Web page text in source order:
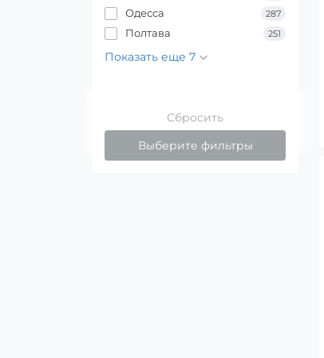
Одесса 287
Полтава 251
Показать еще 7
Сбросить
Выберите фильтры